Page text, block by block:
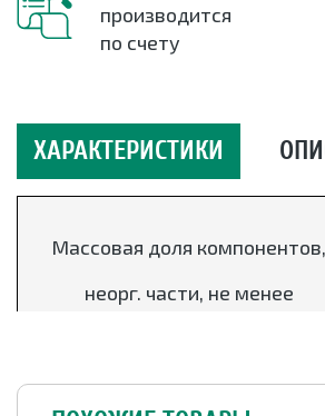
производится
по счету
ХАРАКТЕРИСТИКИ
Массовая доля
неорг. части, не менее
летучих веществ, не